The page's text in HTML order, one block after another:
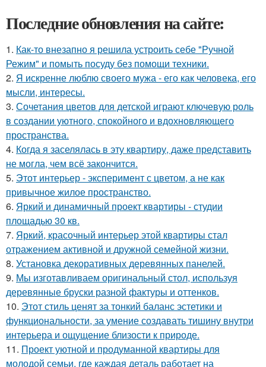
Последние обновления на сайте:
1. Как-то внезапно я решила устроить себе "Ручной
Режим" и помыть посуду без помощи техники.
2. Я искренне люблю своего мужа - его как человека, его
мысли, интересы.
3. Сочетания цветов для детской играют ключевую роль
в создании уютного, спокойного и вдохновляющего
пространства.
4. Когда я заселялась в эту квартиру, даже представить
не могла, чем всё закончится.
5. Этот интерьер - эксперимент с цветом, а не как
привычное жилое пространство.
6. Яркий и динамичный проект квартиры - студии
площадью 30 кв.
7. Яркий, красочный интерьер этой квартиры стал
отражением активной и дружной семейной жизни.
8. Установка декоративных деревянных панелей.
9. Мы изготавливаем оригинальный стол, используя
деревянные бруски разной фактуры и оттенков.
10. Этот стиль ценят за тонкий баланс эстетики и
функциональности, за умение создавать тишину внутри
интерьера и ощущение близости к природе.
11. Проект уютной и продуманной квартиры для
молодой семьи, где каждая деталь работает на